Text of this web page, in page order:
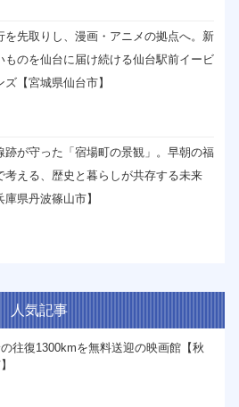
を先取りし、漫画・アニメの拠点へ。新
ものを仙台に届け続ける仙台駅前イービ
ズ【宮城県仙台市】
跡が守った「宿場町の景観」。早朝の福
考える、歴史と暮らしが共存する未来
庫県丹波篠山市】
人気記事
往復1300kmを無料送迎の映画館【秋